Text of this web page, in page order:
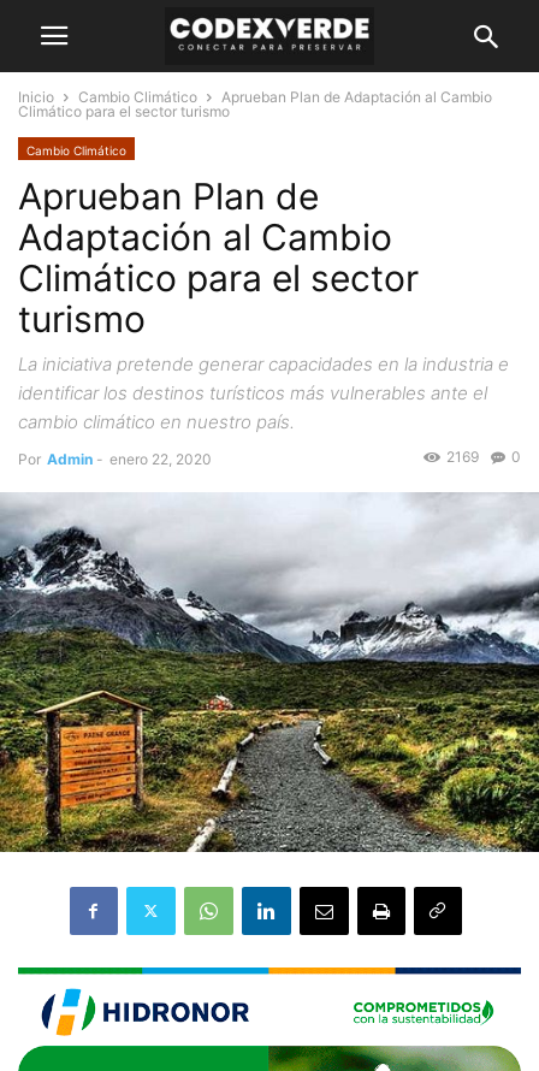
Inicio Cambio Climático
Aprueban Plan de Adaptación al Cambio
Climático para el sector turismo
Cambio Climático
Aprueban Plan de
Adaptación al Cambio
Climático para el sector
turismo
La iniciativa pretende generar capacidades en la industria e
identificar los destinos turísticos más vulnerables ante el
cambio climático en nuestro país.
Por Admin - enero 22, 2020 0
2169